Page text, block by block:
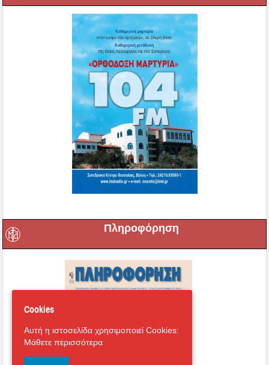
Πληροφόρηση
Cookies
Αυτή η ιστοσελίδα χρησιμοποιεί Cookies:
Μάθετε περισσότερα